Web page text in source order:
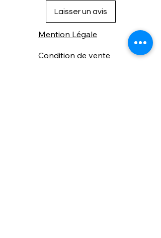
Laisser un avis
Mention Légale
Condition de vente